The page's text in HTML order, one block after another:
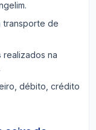
transporte de
realizados na
débito, crédito